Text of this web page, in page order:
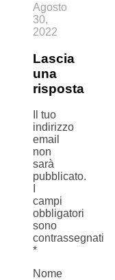
Agosto
30,
2022
Lascia
una
risposta
Il tuo
indirizzo
email
non
sarà
pubblicato.
campi
obbligatori
sono
contrassegnati
*
Nome